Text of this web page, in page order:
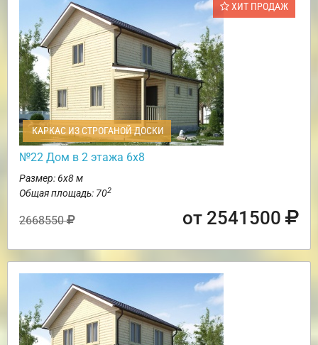
ХИТ ПРОДАЖ
КАРКАС ИЗ СТРОГАНОЙ ДОСКИ
№22 Дом в 2 этажа 6х8
Размер: 6х8 м
Общая площадь: 702
2668550 от 2541500